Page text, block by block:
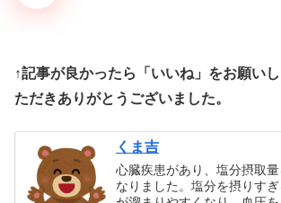
↑記事が良かったら「いいね」をお願い
ただきありがとうございました。
くま吉
心臓疾患があり、塩分摂取
なりました。塩分を摂りす